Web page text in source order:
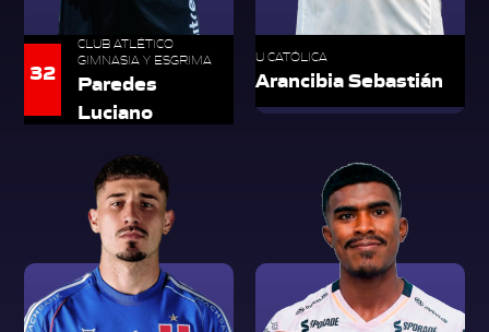
32
CLUB ATLÉTICO
GIMNASIA Y ESGRIMA
Paredes
Luciano
U CATÓLICA
Arancibia Sebastián